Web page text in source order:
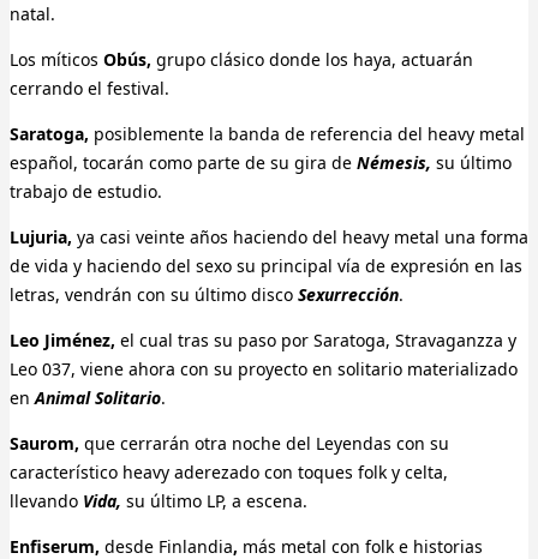
natal.
Los míticos Obús, grupo clásico donde los haya, actuarán
cerrando el festival.
Saratoga, posiblemente la banda de referencia del heavy metal
español, tocarán como parte de su gira de Némesis, su último
trabajo de estudio.
Lujuria, ya casi veinte años haciendo del heavy metal una forma
de vida y haciendo del sexo su principal vía de expresión en las
letras, vendrán con su último disco Sexurrección.
Leo Jiménez, el cual tras su paso por Saratoga, Stravaganzza y
Leo 037, viene ahora con su proyecto en solitario materializado
enAnimal Solitario.
Saurom, que cerrarán otra noche del Leyendas con su
característico heavy aderezado con toques folk y celta,
llevando Vida, su último LP, a escena.
Enfiserum, desde Finlandia, más metal con folk e historias